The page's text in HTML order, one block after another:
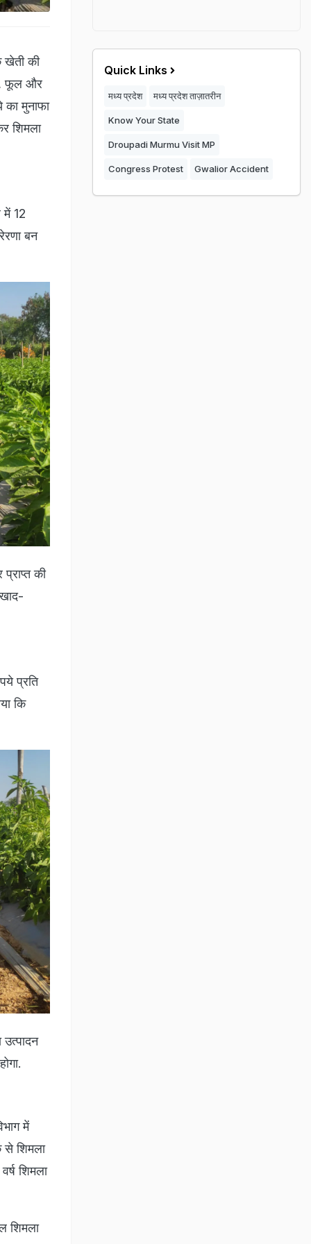
खेती की
फूल और
मुनाफा
शिमला
में 12
बन
की
प्रति
कि
में
से शिमला
शिमला
शिमला
Quick Links
मध्य प्रदेश मध्य प्रदेश ताज़ातरीन
Know Your State
Droupadi Murmu Visit MP
Congress Protest Gwalior Accident